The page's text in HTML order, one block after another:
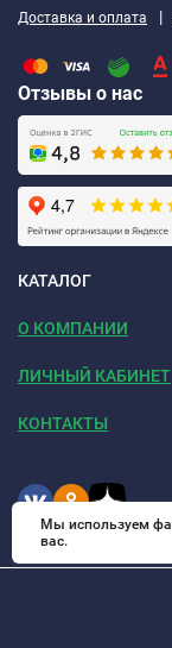
Доставка и оплата |
Отзывы о нас
КАТАЛОГ
О КОМПАНИИ
ЛИЧНЫЙ КАБИНЕТ
КОНТАКТЫ
Мы используем
вас.